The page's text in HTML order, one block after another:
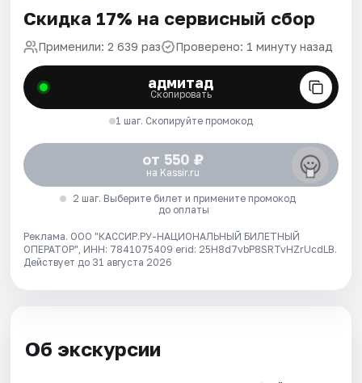
Скидка 17% на сервисный сбор
Применили: 2 639 раз Проверено: 1 минуту назад
адмитад
Скопировать
1 шаг. Скопируйте промокод
от 550 ₽
на Kassir.ru
2 шаг. Выберите билет и примените промокод
до оплаты
Реклама. ООО "КАССИР.РУ-НАЦИОНАЛЬНЫЙ БИЛЕТНЫЙ
ОПЕРАТОР", ИНН: 7841075409 erid: 25H8d7vbP8SRTvHZrUcdLB.
Действует до 31 августа 2026
Об экскурсии